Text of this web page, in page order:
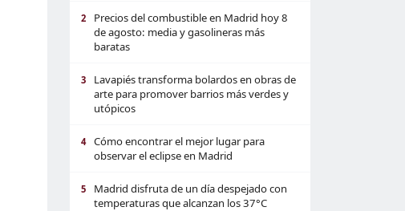
2
Precios del combustible en Madrid hoy 8
de agosto: media y gasolineras más
baratas
3
Lavapiés transforma bolardos en obras de
arte para promover barrios más verdes y
utópicos
4
Cómo encontrar el mejor lugar para
observar el eclipse en Madrid
5
Madrid disfruta de un día despejado con
temperaturas que alcanzan los 37°C